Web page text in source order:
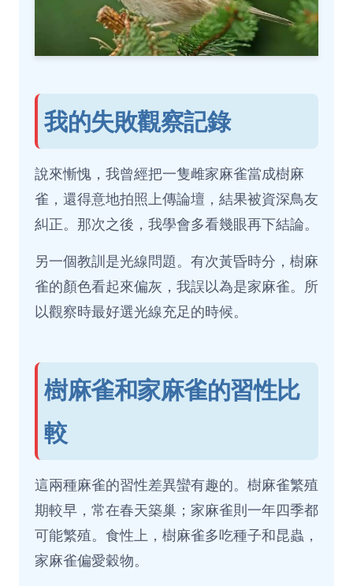
我的失敗觀察記錄
說來慚愧，我曾經把一隻雌家麻雀當成樹麻
雀，還得意地拍照上傳論壇，結果被資深鳥友
糾正。那次之後，我學會多看幾眼再下結論。
另一個教訓是光線問題。有次黃昏時分，樹麻
雀的顏色看起來偏灰，我誤以為是家麻雀。所
以觀察時最好選光線充足的時候。
樹麻雀和家麻雀的習性比
較
這兩種麻雀的習性差異蠻有趣的。樹麻雀繁殖
期較早，常在春天築巢；家麻雀則一年四季都
可能繁殖。食性上，樹麻雀多吃種子和昆蟲，
家麻雀偏愛穀物。